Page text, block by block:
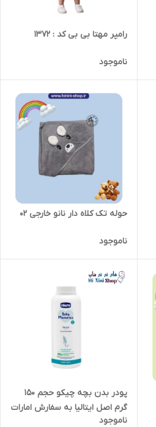
رامپر مهتا بی بی کد : 1372
ناموجود
حوله تک کلاه دار نانو خارجی 02
ناموجود
پودر بدن بچه چیکو حجم 150
گرم اصل ایتالیا به سفارش امارات
ناموجود